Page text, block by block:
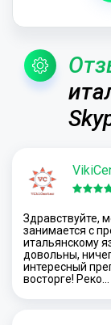
Здравствуйте,
занимается с
итальянскому
довольны,
интересный
восторге! Реко…